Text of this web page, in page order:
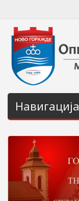
Навигација